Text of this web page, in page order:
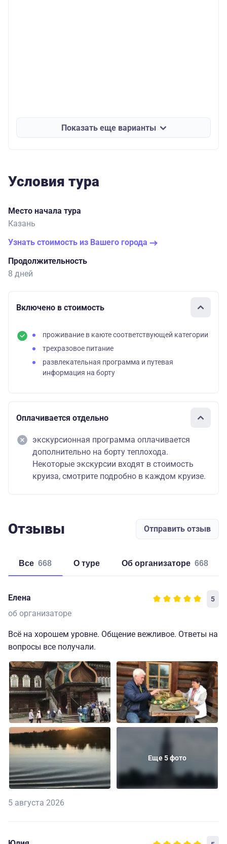
Показать еще варианты
Условия тура
Место начала тура
Казань
Узнать стоимость из Вашего города
Продолжительность
8 дней
Включено в стоимость
проживание в каюте соответствующей категории
трехразовое питание
развлекательная программа и путевая
информация на борту
Оплачивается отдельно
экскурсионная программа оплачивается
дополнительно на борту теплохода.
Некоторые экскурсии входят в стоимость
круиза, смотрите подробно в каждом круизе.
Отзывы Отправить отзыв
Все 668 о туре об организаторе 668
Елена 5
об организаторе
Всё на хорошем уровне. Общение вежливое. Ответы на
вопросы все получали.
Еще 5 фото
5 августа 2026